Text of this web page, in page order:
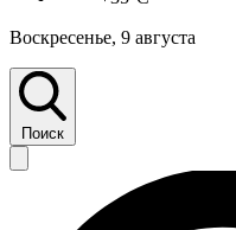
Воскресенье, 9 августа
Поиск